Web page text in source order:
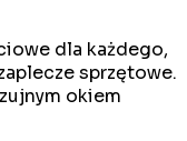
dla każdego,
sprzętowe.
okiem